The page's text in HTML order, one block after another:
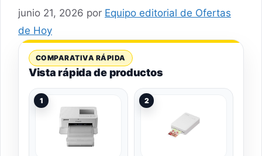
junio 21, 2026 por Equipo editorial de Ofertas
de Hoy
COMPARATIVA RÁPIDA
Vista rápida de productos
1 2